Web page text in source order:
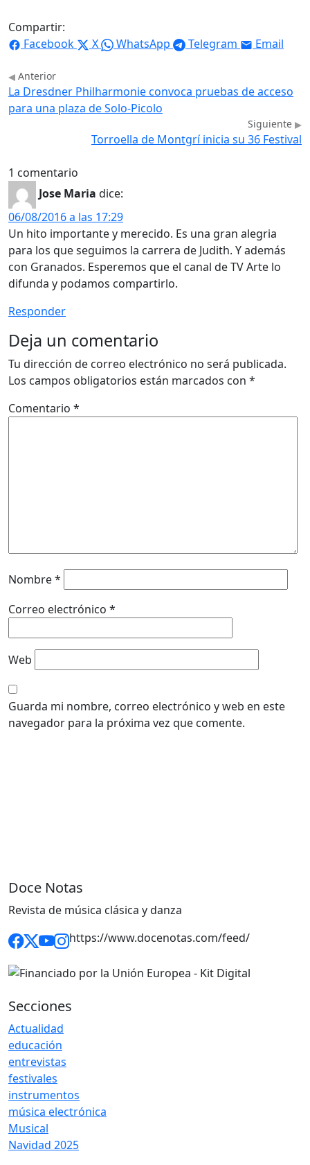
Compartir:
Facebook
X WhatsApp Telegram Email
Anterior
La Dresdner Philharmonie convoca pruebas de acceso
para una plaza de Solo-Picolo
Siguiente
Torroella de Montgrí inicia su 36 Festival
1 comentario
Jose Maria dice:
06/08/2016 a las 17:29
Un hito importante y merecido. Es una gran alegria
para los que seguimos la carrera de Judith. Y además
con Granados. Esperemos que el canal de TV Arte lo
difunda y podamos compartirlo.
Responder
Deja un comentario
Tu dirección de correo electrónico no será publicada.
Los campos obligatorios están marcados con *
Comentario *
Nombre*
Correo electrónico *
Web
Guarda mi nombre, correo electrónico y web en este
navegador para la próxima vez que comente.
Doce Notas
Revista de música clásica y danza
https://www.docenotas.com/feed/
Secciones
Actualidad
educación
entrevistas
festivales
instrumentos
música electrónica
Musical
Navidad 2025